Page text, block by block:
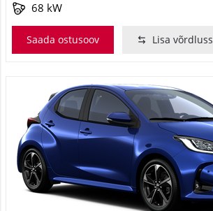
68 kW
Saada ostusoov Lisa